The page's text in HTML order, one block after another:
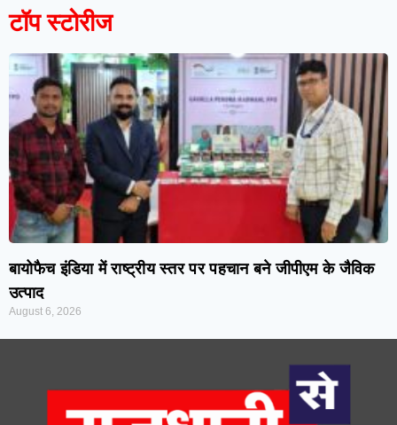
टॉप स्टोरीज
बायोफैच इंडिया में राष्ट्रीय स्तर पर पहचान बने जीपीएम के जैविक
उत्पाद
August 6, 2026